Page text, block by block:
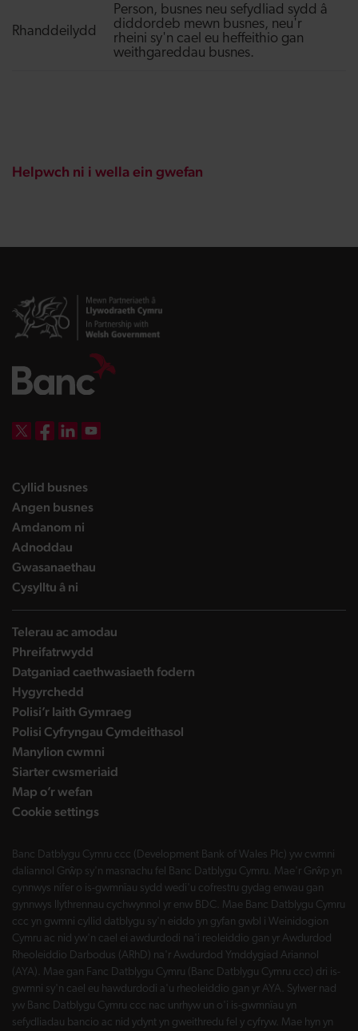
Rhanddeilydd
Person, busnes neu sefydliad sydd â
diddordeb mewn busnes, neu'r
rheini sy'n cael eu heffeithio gan
weithgareddau busnes.
Helpwch ni i wella ein gwefan
Cyllid busneslanding page
Angen busneslanding page
Amdanom ni
Adnoddau
Gwasanaethau
Cysylltu â ni
Telerau ac amodau
Phreifatrwydd
Datganiad caethwasiaeth fodern
Hygyrchedd
Polisi’r Iaith Gymraeg
Polisi Cyfryngau Cymdeithasol
Manylion cwmni
Siarter cwsmeriaid
Map o’r wefan
Cookie settings
Banc Datblygu Cymru ccc (Development Bank of Wales Plc) yw cwmni
daliannol Grŵp sy'n masnachu fel Banc Datblygu Cymru. Mae'r Grŵp yn
cynnwys nifer o is-gwmnïau sydd wedi'u cofrestru gydag enwau gan
gynnwys llythrennau cychwynnol yr enw BDC. Mae Banc Datblygu Cymru
ccc yn gwmni cyllid datblygu sy'n eiddo yn gyfan gwbl i Weinidogion
Cymru ac nid yw'n cael ei awdurdodi na'i reoleiddio gan yr Awdurdod
Rheoleiddio Darbodus (ARhD) na'r Awdurdod Ymddygiad Ariannol
(AYA). Mae gan Fanc Datblygu Cymru (Banc Datblygu Cymru ccc) dri is-
gwmni sy'n cael eu hawdurdodi a'u rheoleiddio gan yr AYA. Sylwer nad
yw Banc Datblygu Cymru ccc nac unrhyw un o'i is-gwmnïau yn
sefydliadau bancio ac nid ydynt yn gweithredu fel y cyfryw. Mae hyn yn